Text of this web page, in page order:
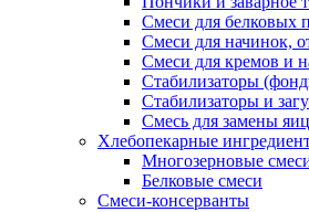
Cмеси для белковых
Смеси для начинок,
Смеси для кремов и
Стабилизаторы
Стабилизаторы и
Смесь для замены яиц
Хлебопекарные
Многозерновые
Белковые смеси
Смеси-консерванты